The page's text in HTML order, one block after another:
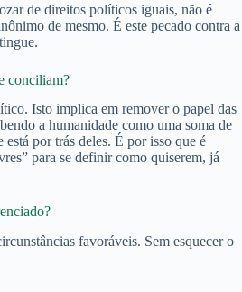
de direitos políticos iguais, não é
de mesmo. É este pecado contra a
conciliam?
Isto implica em remover o papel das
a humanidade como uma soma de
por trás deles. É por isso que é
para se definir como quiserem, já
favoráveis. Sem esquecer o